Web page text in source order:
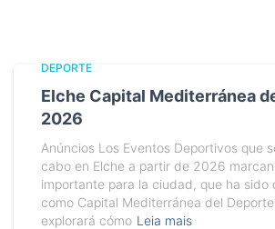
DEPORTE
Elche Capital Mediterránea
2026
Anúncios Los Eventos Deportivos que
cabo en Elche a partir de 2026
importante para la ciudad, que ha sido
como Capital Mediterránea del
explorará cómo Leia mais